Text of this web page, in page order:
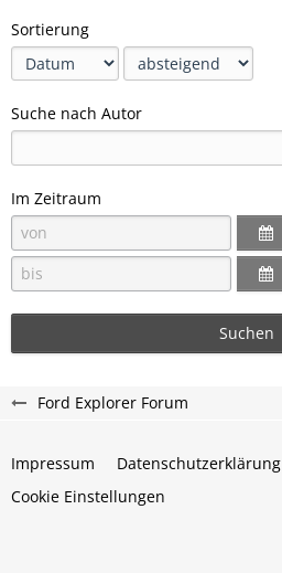
Sortierung
Suche nach Autor
Im Zeitraum
Suchen
Ford Explorer Forum
Impressum
Datenschutzerklärung
Cookie Einstellungen